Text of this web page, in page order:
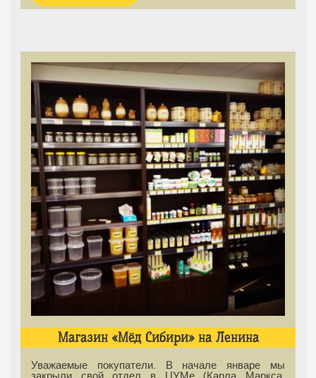
Магазин «Мёд Сибири» на Ленина
Уважаемые покупатели. В начале январе мы
закрыли свой отдел в ЦУМе (Карла Маркса,